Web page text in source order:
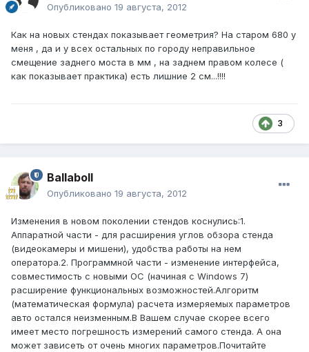
Опубликовано 19 августа, 2012
Как на новых стендах показывает геометрия? На старом 680 у
меня , да и у всех остальных по городу неправильное
смещение заднего моста в мм , на заднем правом колесе (
как показывает практика) есть лишние 2 см...!!!!
3
Ballaboll
Опубликовано 19 августа, 2012
Изменения в новом поколении стендов коснулись:1.
Аппаратной части - для расширения углов обзора стенда
(видеокамеры и мишени), удобства работы на нем
оператора.2. Программной части - изменение интерфейса,
совместимость с новыми ОС (начиная с Windows 7)
расширение функциональных возможностей.Алгоритм
(математическая формула) расчета измеряемых параметров
авто остался неизменным.В Вашем случае скорее всего
имеет место погрешность измерений самого стенда. А она
может зависеть от очень многих параметров.Почитайте